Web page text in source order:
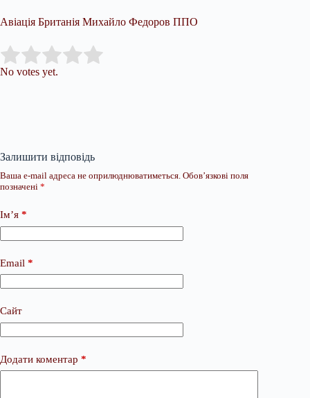
Авіація Британія Михайло Федоров ППО
Rate this item:
No votes yet.
Залишити відповідь
Ваша e-mail адреса не оприлюднюватиметься. Обов’язкові поля
позначені *
Ім’я *
Email *
Сайт
Додати коментар *